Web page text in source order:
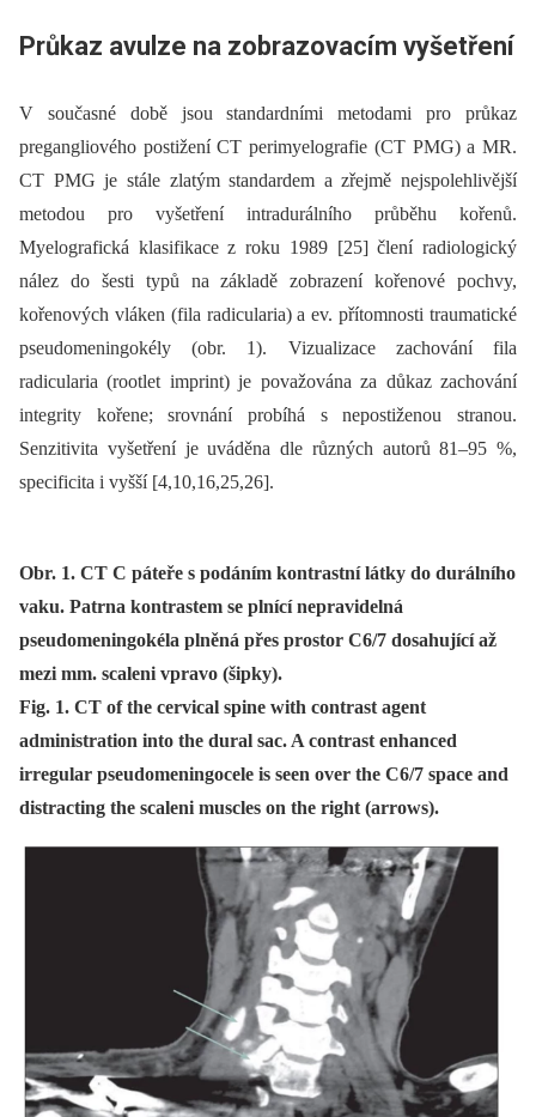
Průkaz avulze na zobrazovacím vyšetření
V současné době jsou standardními metodami pro průkaz
pregangliového postižení CT perimyelografie (CT PMG) a MR.
CT PMG je stále zlatým standardem a zřejmě nejspolehlivější
metodou pro vyšetření intradurálního průběhu kořenů.
Myelografická klasifikace z roku 1989 [25] člení radiologický
nález do šesti typů na základě zobrazení kořenové pochvy,
kořenových vláken (fila radicularia) a ev. přítomnosti traumatické
pseudomeningokély (obr. 1). Vizualizace zachování fila
radicularia (rootlet imprint) je považována za důkaz zachování
integrity kořene; srovnání probíhá s nepostiženou stranou.
Senzitivita vyšetření je uváděna dle různých autorů 81–95 %,
specificita i vyšší [4,10,16,25,26].
Obr. 1. CT C páteře s podáním kontrastní látky do durálního
vaku. Patrna kontrastem se plnící nepravidelná
pseudomeningokéla plněná přes prostor C6/7 dosahující až
mezi mm. scaleni vpravo (šipky).
Fig. 1. CT of the cervical spine with contrast agent
administration into the dural sac. A contrast enhanced
irregular pseudomeningocele is seen over the C6/7 space and
distracting the scaleni muscles on the right (arrows).